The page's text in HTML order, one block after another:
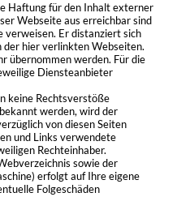
Haftung für den Inhalt externer
Webseite aus erreichbar sind
verweisen. Er distanziert sich
hier verlinkten Webseiten.
übernommen werden. Für die
Diensteanbieter
keine Rechtsverstöße
werden, wird der
von diesen Seiten
und Links verwendete
Rechteinhaber.
sowie der
erfolgt auf Ihre eigene
Folgeschäden